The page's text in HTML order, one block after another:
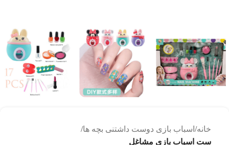
خانه اسباب بازی دوست داشتنی بچه ها
ست اسباب بازی مشاغل